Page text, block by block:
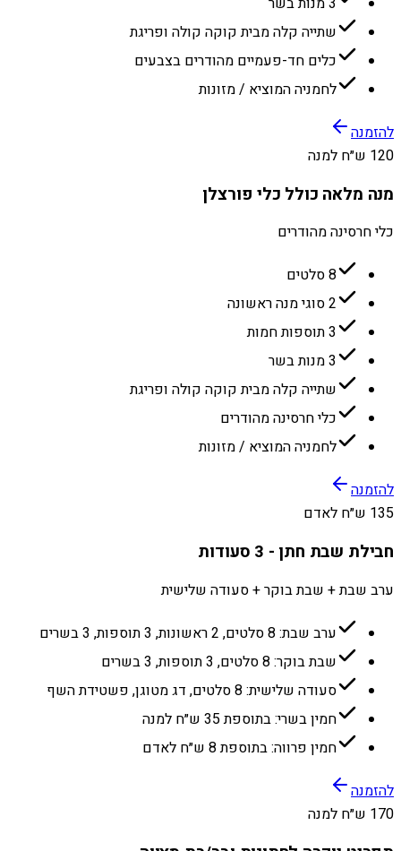
שתייה קלה מבית קוקה קולה ופריגת
כלים חד-פעמיים מהודרים בצבעים
לחמניה המוציא / מזונות
להזמנה
120 ש״ח למנה
מנה מלאה כולל כלי פורצלן
כלי חרסינה מהודרים
8 סלטים
2 סוגי מנה ראשונה
3 תוספות חמות
3 מנות בשר
שתייה קלה מבית קוקה קולה ופריגת
כלי חרסינה מהודרים
לחמניה המוציא / מזונות
להזמנה
135 ש״ח לאדם
חבילת שבת חתן - 3 סעודות
ערב שבת + שבת בוקר + סעודה שלישית
ערב שבת: 8 סלטים, 2 ראשונות, 3 תוספות, 3 בשרים
שבת בוקר: 8 סלטים, 3 תוספות, 3 בשרים
סעודה שלישית: 8 סלטים, דג מטוגן, פשטידת השף
חמין בשרי: בתוספת 35 ש״ח למנה
חמין פרווה: בתוספת 8 ש״ח לאדם
להזמנה
170 ש״ח למנה